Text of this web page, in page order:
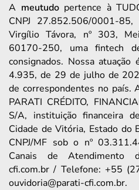
A meutudopertence à
CNPJ 27.852.506/0001-
Virgílio Távora, nº 303,
60170-250, uma fintech
consignados. Nossa atuação
4.935, de 29 de julho de
de correspondentes no país.
PARATI CRÉDITO,
S/A, instituição financeira
Cidade de Vitória, Estado do
CNPJ/MF sob o nº
Canais de Atendimento
cfi.com.br / Telefone: +55
ouvidoria@parati-cfi.com.br.